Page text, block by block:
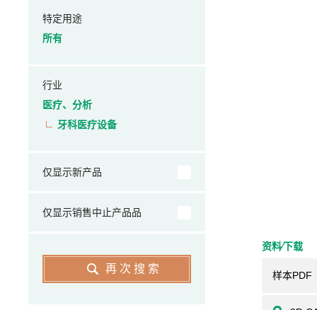
资料⁄下载
样本PDF
特定用途
所有
行业
医疗、分析
牙科医疗设备
仅显示新产品
仅显示销售中止产品品
再次搜索